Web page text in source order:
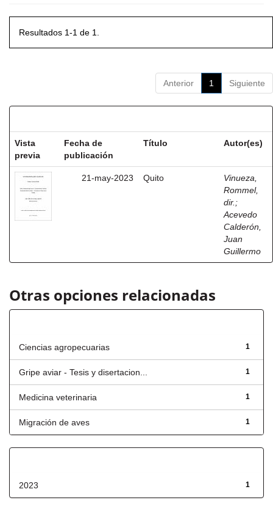
Resultados 1-1 de 1.
Anterior 1 Siguiente
Vista
previa
Fecha de
publicación
Título Autor(es)
21-may-2023 Quito
Vinueza,
Rommel,
dir. ;
Acevedo
Calderón,
Juan
Guillermo
Otras opciones relacionadas
1
Ciencias agropecuarias
1
Gripe aviar - Tesis y disertacion...
1
Medicina veterinaria
1
Migración de aves
1
2023